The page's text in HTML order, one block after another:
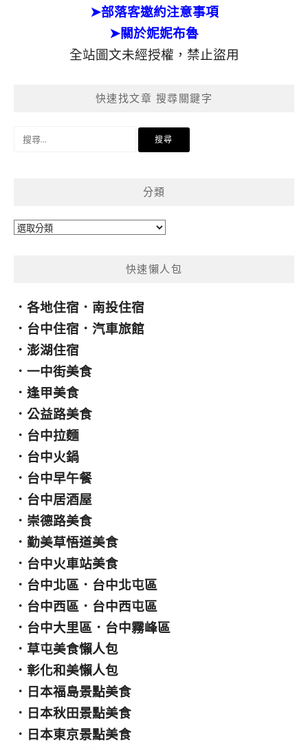
➤部落客邀約注意事項
➤關於妮妮布魯
全站圖文未經授權，禁止盜用
快速找文章 搜尋關鍵字
分類
分
快速懶人包
． 各地住宿 ． 南投住宿
． 台中住宿 ． 汽車旅館
． 澎湖住宿
． 一中街美食
． 逢甲美食
． 公益路美食
． 台中拉麵
． 台中火鍋
． 台中早午餐
． 台中居酒屋
． 崇德路美食
． 勤美草悟道美食
． 台中火車站美食
． 台中北區 ． 台中北屯區
． 台中西區 ． 台中西屯區
． 台中大里區 ． 台中霧峰區
． 草屯美食懶人包
． 彰化和美懶人包
． 日本福島景點美食
． 日本秋田景點美食
． 日本東京景點美食